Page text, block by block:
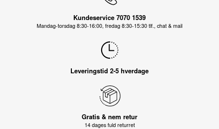
Kundeservice 7070 1539
Mandag-torsdag 8:30-16:00, fredag 8:30-15:30 tlf., chat & mail
Leveringstid 2-5 hverdage
Gratis & nem retur
14 dages fuld returret